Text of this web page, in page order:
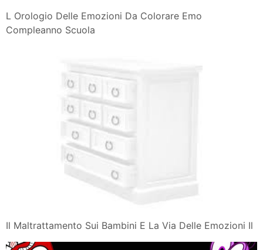
L Orologio Delle Emozioni Da Colorare Emo
Compleanno Scuola
Il Maltrattamento Sui Bambini E La Via Delle Emozioni Il